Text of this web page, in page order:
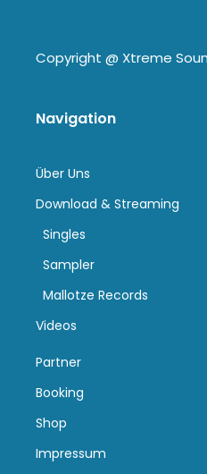
Copyright @ Xtreme
Navigation
Über Uns
Download & Streaming
Singles
Sampler
Mallotze Records
Videos
Partner
Booking
Shop
Impressum